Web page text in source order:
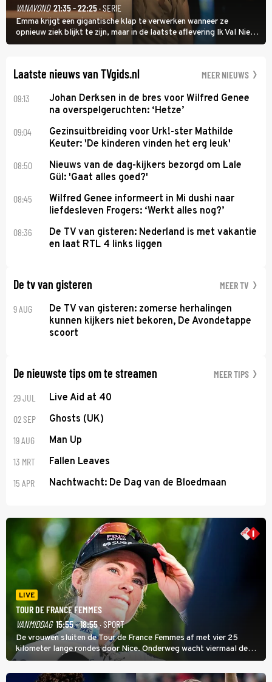
VANAVOND 21:35 - 22:25· SERIE
Emma krijgt een gigantische klap te verwerken wanneer ze
opnieuw ziek blijkt te zijn, maar in de laatste aflevering Ik Val Niet,
Ik Dans laat ze zien dat ze niet van plan is op te geven, zelfs als ze
Laatste nieuws van TVgids.nl MEER NIEUWS
09:13
Johan Derksen in de bres voor Wilfred Genee
na overspelgeruchten: ‘Hetze’
09:04
Gezinsuitbreiding voor Urk!-ster Mathilde
Keuter: 'De kinderen vinden het erg leuk'
08:50
Nieuws van de dag-kijkers bezorgd om Lale
Gül: 'Gaat alles goed?'
08:45
Wilfred Genee informeert in Mi dushi naar
liefdesleven Frogers: ‘Werkt alles nog?’
08:36
De TV van gisteren: Nederland is met vakantie
en laat RTL 4 links liggen
De tv van gisteren MEER TV
9 AUG
De TV van gisteren: zomerse herhalingen
kunnen kijkers niet bekoren, De Avondetappe
scoort
De nieuwste tips om te streamen MEER TIPS
29 JUL Live Aid at 40
02 SEP Ghosts (UK)
19 AUG Man Up
13 MRT Fallen Leaves
15 APR Nachtwacht: De Dag van de Bloedmaan
LIVE
TOUR DE FRANCE FEMMES
VANMIDDAG 15:55 - 18:55· SPORT
De vrouwen sluiten de Tour de France Femmes af met vier 25
kilometer lange rondes door Nice. Onderweg wacht viermaal de
zware Col d'Èze. Aan de finish op de Promenade des Anglais krijgt
de eindwinnaar de laatste gele trui.